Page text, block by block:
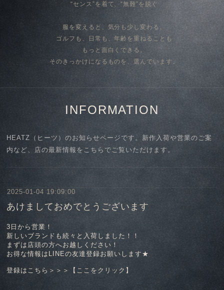
“センス”を着て、“無難”を脱ぐ
服を変えると、気分も少し変わる。
ゴルフも、日常も、年齢を重ねることも
もっと面白くできる。
そのきっかけになるものを、選んでいます。
INFORMATION
HEATZ（ヒーツ）のお知らせページです。新作入荷や営業のご案
内など、店の最新情報をこちらでご覧いただけます。
2025-01-04 19:09:00
あけましておめでとうございます
3日から営業！
新しいブランドも続々と入荷しました！！
まずは店頭の方へお越しください！
お得な情報はLINEの友達登録お願いします★
登録はこちら＞＞＞【 ここをクリック 】